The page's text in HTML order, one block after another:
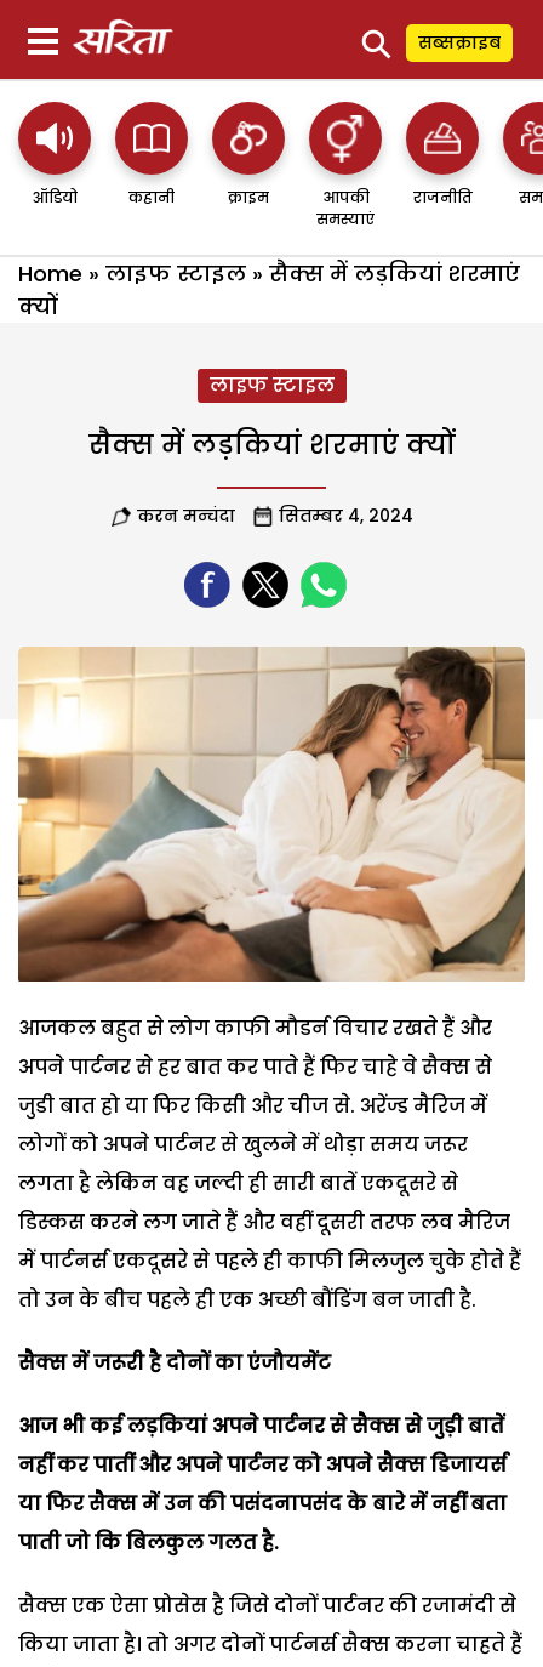
⚲ सब्सक्राइब
ऑडियो कहानी क्राइम
आपकी
समस्याएं
राजनीति
Home » लाइफ स्टाइल » सैक्स में लड़कियां शरमाएं
क्यों
लाइफ स्टाइल
सैक्स में लड़कियां शरमाएं क्यों
करन मन्चंदा सितम्बर 4, 2024
आजकल बहुत से लोग काफी मौडर्न विचार रखते हैं और
अपने पार्टनर से हर बात कर पाते हैं फिर चाहे वे सैक्स से
जुडी बात हो या फिर किसी और चीज से. अरेंज्ड मैरिज में
लोगों को अपने पार्टनर से खुलने में थोड़ा समय जरूर
लगता है लेकिन वह जल्दी ही सारी बातें एकदूसरे से
डिस्कस करने लग जाते हैं और वहीं दूसरी तरफ लव मैरिज
में पार्टनर्स एकदूसरे से पहले ही काफी मिलजुल चुके होते हैं
तो उन के बीच पहले ही एक अच्छी बौंडिंग बन जाती है.
सैक्स में जरूरी है दोनों का एंजौयमेंट
आज भी कई लड़कियां अपने पार्टनर से सैक्स से जुड़ी बातें
नहीं कर पातीं और अपने पार्टनर को अपने सैक्स डिजायर्स
या फिर सैक्स में उन की पसंदनापसंद के बारे में नहीं बता
पाती जो कि बिलकुल गलत है.
सैक्स एक ऐसा प्रोसेस है जिसे दोनों पार्टनर की रजामंदी से
किया जाता है। तो अगर दोनों पार्टनर्स सैक्स करना चाहते हैं